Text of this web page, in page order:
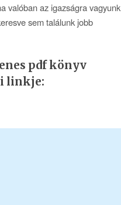
valóban az igazságra vagyunk
sem találunk jobb
pdf könyv
linkje: